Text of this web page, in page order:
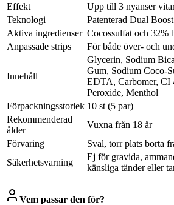
Effekt
Upp till 3 nyanser
Teknologi
Patenterad Dual
Aktiva ingredienser Cocossulfat och 32%
Anpassade strips
För både över- och
Innehåll
Glycerin, Sodium
Gum, Sodium Coco-
EDTA, Carbomer, CI
Peroxide, Menthol
Förpackningsstorlek 10 st (5 par)
Rekommenderad
ålder
Vuxna från 18 år
Förvaring
Sval, torr plats borta
Säkerhetsvarning
Ej för gravida,
känsliga tänder eller
Vem passar den för?